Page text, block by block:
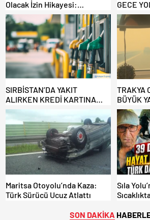
Olacak İzin Hikayesi:
Benzinlikte Eşini Unuttu!
GECE
KAPILAR
SIRBİSTAN’DA YAKIT
ALIRKEN KREDİ KARTINA
DİKKAT: MAĞDUR OLMAYIN!
TRAKYA
BÜYÜK
Maritsa Otoyolu’nda Kaza:
Türk Sürücü Ucuz Atlattı
Sıla
SON DAKİKA